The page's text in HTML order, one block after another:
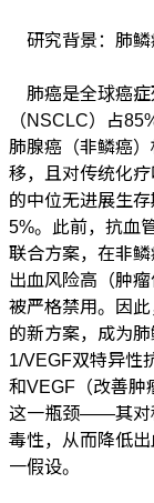
研究背景：肺
肺癌是全球癌
（NSCLC）占
肺腺癌（非鳞癌
移，且对传统化
的中位无进展生
5%。此前，抗血
联合方案，在非
出血风险高（肿
被严格禁用。因
的新方案，成为
1/VEGF双特异性
和VEGF（改善肿
这一瓶颈——其对
毒性，从而降低
一假设。